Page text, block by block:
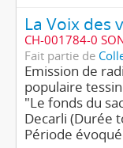
CH-001784-0
Fait partie de
Emission de
populaire
"Le fonds du
Decarli (Durée
Période